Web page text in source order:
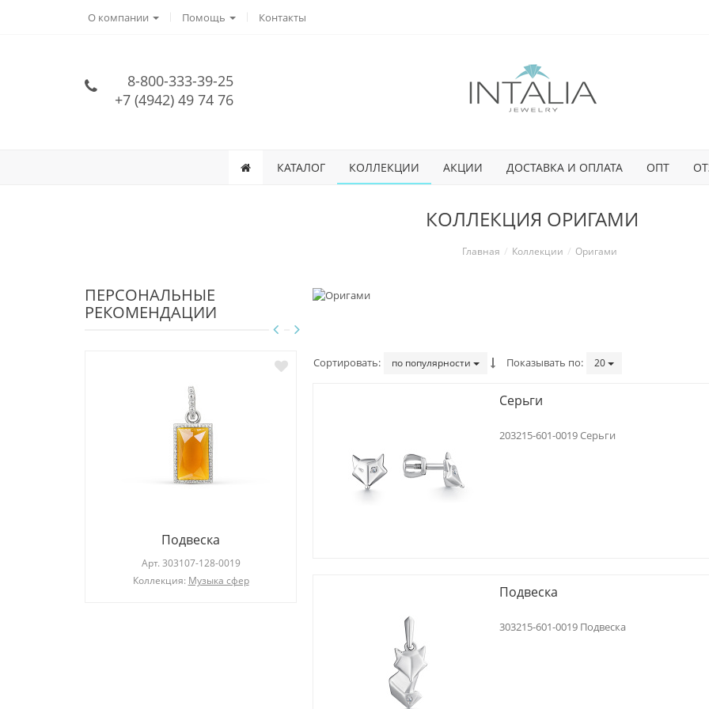
О компании Помощь Контакты
8-800-333-39-25
+7 (4942) 49 74 76
КАТАЛОГ КОЛЛЕКЦИИ АКЦИИ ДОСТАВКА И ОПЛАТА ОПТ
КОЛЛЕКЦИЯ ОРИГАМИ
Главная Коллекции Оригами
ПЕРСОНАЛЬНЫЕ
РЕКОМЕНДАЦИИ
Подвеска
Арт. 303107-128-0019
Коллекция: Музыка сфер
Сортировать по популярности Показывать по 20
Серьги
203215-601-0019 Серьги
Подвеска
303215-601-0019 Подвеска